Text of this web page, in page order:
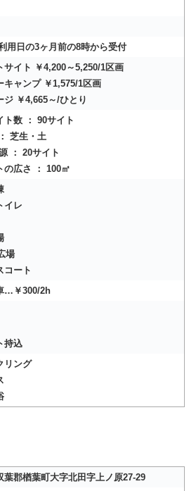
用日の3ヶ月前の8時から受付
サイト ￥4,200～5,250/1区画
キャンプ ￥1,575/1区画
ジ ￥4,665～/ひとり
ト数 ： 90サイト
芝生・土
： 20サイト
の広さ ： 100㎡
イレ
場
コート
…￥300/2h
持込
リング
葉郡楢葉町大字北田字上ノ原27-29